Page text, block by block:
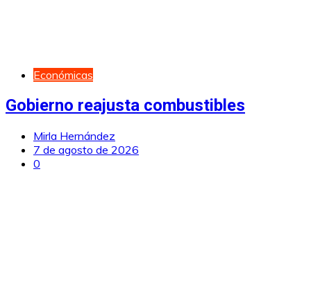
Económicas
Gobierno reajusta combustibles
Mirla Hernández
7 de agosto de 2026
0